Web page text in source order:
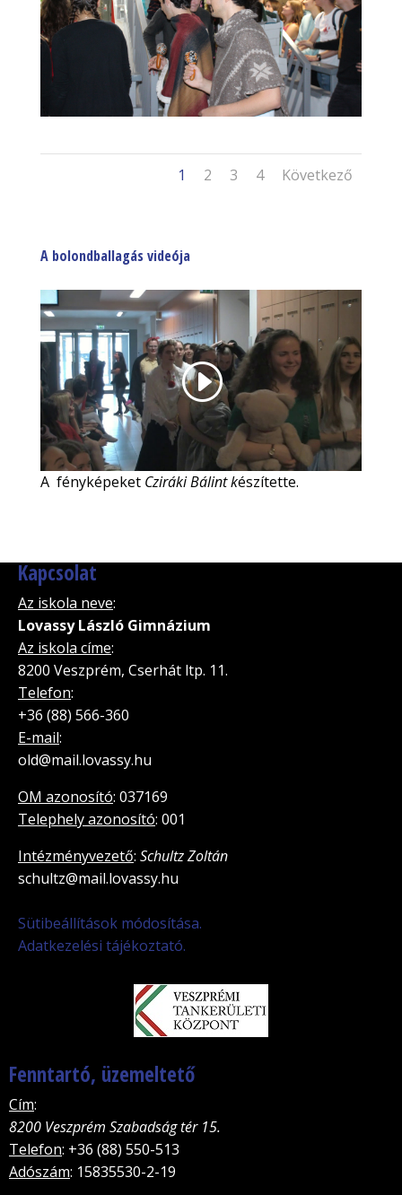
1 2 3 4 Következő
A bolondballagás videója
A fényképeket Cziráki Bálint készítette.
Kapcsolat
Az iskola neve:
Lovassy László Gimnázium
Az iskola címe:
8200 Veszprém, Cserhát ltp. 11.
Telefon:
+36 (88) 566-360
E-mail:
old@mail.lovassy.hu
OM azonosító: 037169
Telephely azonosító: 001
Intézményvezető: Schultz Zoltán
schultz@mail.lovassy.hu
Sütibeállítások módosítása.
Adatkezelési tájékoztató.
Fenntartó, üzemeltető
Cím:
8200 Veszprém Szabadság tér 15.
Telefon: +36 (88) 550-513
Adószám: 15835530-2-19